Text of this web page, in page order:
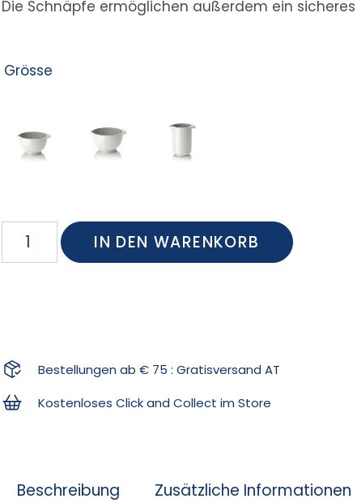
Die Schnäpfe ermöglichen außerdem ein
Grösse
IN DEN WARENKORB
Bestellungen ab € 75 : Gratisversand AT
Kostenloses Click and Collect im Store
Beschreibung Zusätzliche Informationen